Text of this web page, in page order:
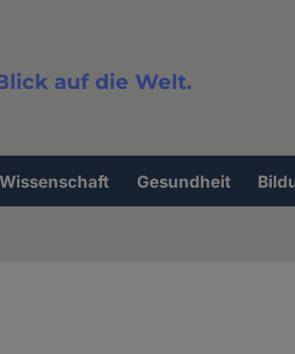
auf die Welt.
Wissenschaft Gesundheit